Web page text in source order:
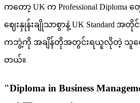
ကတော့ UK က Professional Diploma
ဈေးနှုန်းချိုသာစွာနဲ့ UK Standard အတိုင်
ကဘွဲ့ကို အချိန်တိုအတွင်းရယူလိုတဲ့ သူတွ
တယ်။
"Diploma in Business